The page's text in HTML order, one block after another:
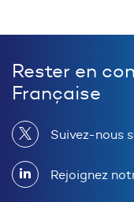
Rester en
Française
Suivez-nous
Rejoignez